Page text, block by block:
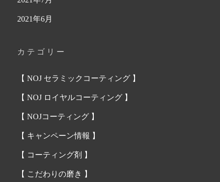
2021年6月
カテゴリー
【 NOJ セラミックコーティング 】
【 NOJ ロイヤルコーティング 】
【 NOJコーティング 】
【 キャンペーン情報 】
【 コーティング剤 】
【 こだわりの磨き 】